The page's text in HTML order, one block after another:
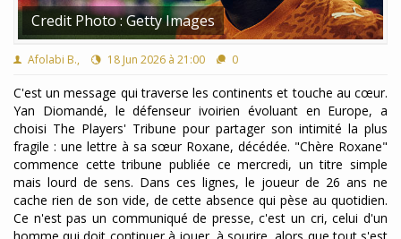
Credit Photo : Getty Images
Afolabi B., 18 Jun 2026 à 21:00 0
C'est un message qui traverse les continents et touche au cœur.
Yan Diomandé, le défenseur ivoirien évoluant en Europe, a
choisi The Players' Tribune pour partager son intimité la plus
fragile : une lettre à sa sœur Roxane, décédée. "Chère Roxane"
commence cette tribune publiée ce mercredi, un titre simple
mais lourd de sens. Dans ces lignes, le joueur de 26 ans ne
cache rien de son vide, de cette absence qui pèse au quotidien.
Ce n'est pas un communiqué de presse, c'est un cri, celui d'un